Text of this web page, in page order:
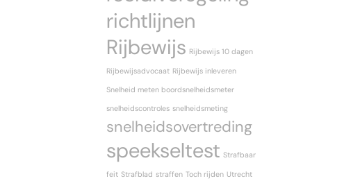
richtlijnen
Rijbewijs Rijbewijs 10 dagen
Rijbewijsadvocaat Rijbewijs inleveren
Snelheid meten boordsnelheidsmeter
snelheidscontroles snelheidsmeting
snelheidsovertreding
speekseltest Strafbaar
feit Strafblad straffen Toch rijden Utrecht